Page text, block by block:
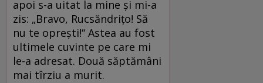
apoi s-a uitat la mine și mi-a
zis: „Bravo, Rucsăndrițo! Să
nu te oprești!“ Astea au fost
ultimele cuvinte pe care mi
le-a adresat. Două săptămâni
mai tîrziu a murit.